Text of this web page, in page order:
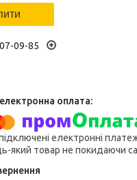
09-85
підключені електронні
який товар не покидаючи